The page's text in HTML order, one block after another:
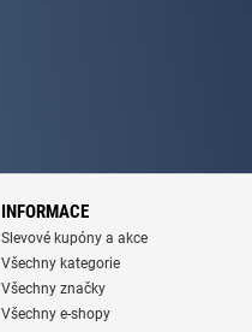
INFORMACE
Slevové kupóny a akce
Všechny kategorie
Všechny značky
Všechny e-shopy